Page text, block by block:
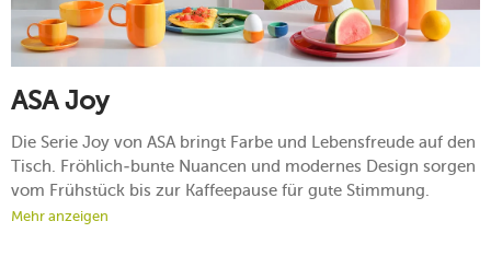
ASA Joy
Die Serie Joy von ASA bringt Farbe und Lebensfreude auf den
Tisch. Fröhlich-bunte Nuancen und modernes Design sorgen
vom Frühstück bis zur Kaffeepause für gute Stimmung.
Gefertigt aus robustem Porzellan, überzeugt die Kollektion
Mehr anzeigen